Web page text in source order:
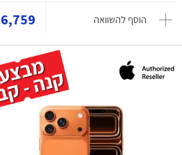
הוסף להשוואה 6,759 ₪